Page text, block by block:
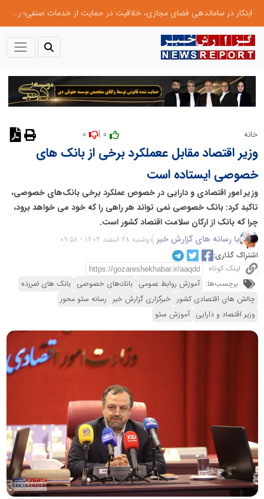
ابتکار در ساماندهی فضای مجازی، خلاقیت در حمایت از خدمات صنفی؛ رویکرد نوین اتحادیه کامیون‌داران کرج
خانه
وزیر اقتصاد مقابل ععملکرد برخی از بانک های
خصوصی ایستاده است
وزیر امور اقتصادی و دارایی در خصوص عملکرد برخی بانک‌های خصوصی،
تاکید کرد: بانک خصوصی نمی تواند هر راهی را که خود می خواهد برود،
چرا که بانک از ارکان سلامت اقتصاد کشور است.
با رسانه های گزارش خبر دوشنبه 28 اسفند 1402 - 09:58
اشتراک گذاری:
لینک کوتاه
برچسب‌ها: آموزش روابط عمومی بانك‌های خصوصی بانک های ضررده
چالش های اقتصادی کشور خبرگزاری گزارش خبر رسانه سئو محور
وزیر اقتصاد و دارایی آموزش سئو